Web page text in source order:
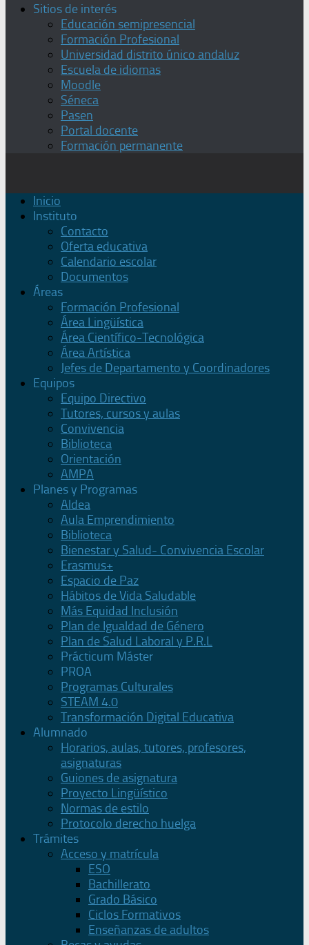
Sitios de interés
Educación semipresencial
Formación Profesional
Universidad distrito único andaluz
Escuela de idiomas
Moodle
Séneca
Pasen
Portal docente
Formación permanente
Inicio
Instituto
Contacto
Oferta educativa
Calendario escolar
Documentos
Áreas
Formación Profesional
Área Lingüística
Área Científico-Tecnológica
Área Artística
Jefes de Departamento y Coordinadores
Equipos
Equipo Directivo
Tutores, cursos y aulas
Convivencia
Biblioteca
Orientación
AMPA
Planes y Programas
Aldea
Aula Emprendimiento
Biblioteca
Bienestar y Salud- Convivencia Escolar
Erasmus+
Espacio de Paz
Hábitos de Vida Saludable
Más Equidad Inclusión
Plan de Igualdad de Género
Plan de Salud Laboral y P.R.L
Prácticum Máster
PROA
Programas Culturales
STEAM 4.0
Transformación Digital Educativa
Alumnado
Horarios, aulas, tutores, profesores,
asignaturas
Guiones de asignatura
Proyecto Lingüístico
Normas de estilo
Protocolo derecho huelga
Trámites
Acceso y matrícula
ESO
Bachillerato
Grado Básico
Ciclos Formativos
Enseñanzas de adultos